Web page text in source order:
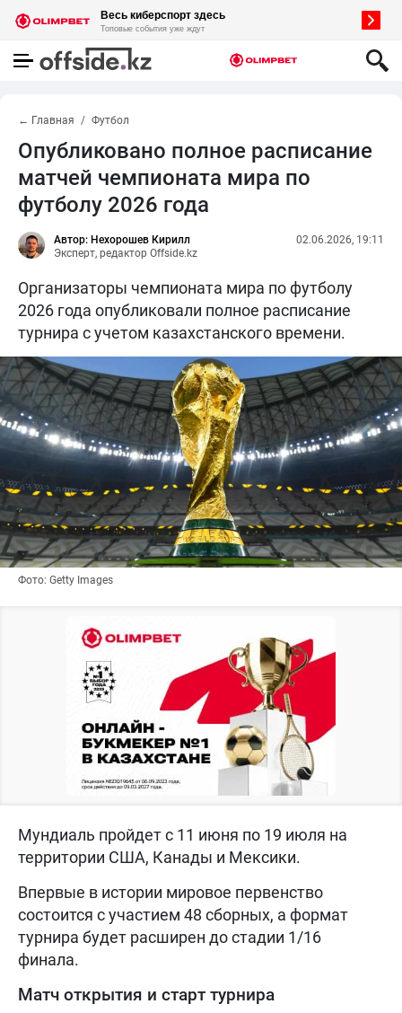
← Главная Футбол
Опубликовано полное расписание
матчей чемпионата мира по
футболу 2026 года
Автор: Нехорошев Кирилл
Эксперт, редактор Offside.kz
02.06.2026, 19:11
Организаторы чемпионата мира по футболу
2026 года опубликовали полное расписание
турнира с учетом казахстанского времени.
Фото: Getty Images
Мундиаль пройдет с 11 июня по 19 июля на
территории США, Канады и Мексики.
Впервые в истории мировое первенство
состоится с участием 48 сборных, а формат
турнира будет расширен до стадии 1/16
финала.
Матч открытия и старт турнира